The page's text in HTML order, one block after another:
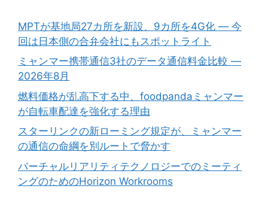
MPTが基地局27カ所を新設、9カ所を4G化 ― 今
回は日本側の合弁会社にもスポットライト
ミャンマー携帯通信3社のデータ通信料金比較 ―
2026年8月
燃料価格が乱高下する中、foodpandaミャンマー
が自転車配達を強化する理由
スターリンクの新ローミング規定が、ミャンマー
の通信の命綱を別ルートで脅かす
バーチャルリアリティテクノロジーでのミーティ
ングのためのHorizon Workrooms